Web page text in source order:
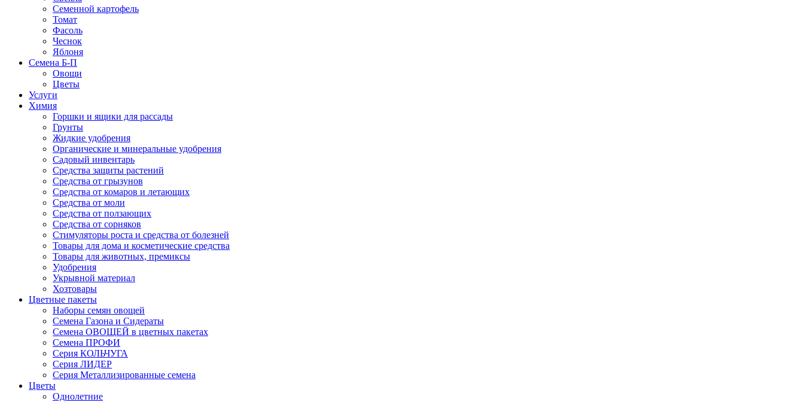
Семенной картофель
Томат
Фасоль
Чеснок
Яблоня
Семена Б-П
Овощи
Цветы
Услуги
Химия
Горшки и ящики для рассады
Грунты
Жидкие удобрения
Органические и минеральные удобрения
Садовый инвентарь
Средства защиты растений
Средства от грызунов
Средства от комаров и летающих
Средства от моли
Средства от ползающих
Средства от сорняков
Стимуляторы роста и средства от болезней
Товары для дома и косметические средства
Товары для животных, премиксы
Удобрения
Укрывной материал
Хозтовары
Цветные пакеты
Наборы семян овощей
Семена Газона и Сидераты
Семена ОВОЩЕЙ в цветных пакетах
Семена ПРОФИ
Серия КОЛЬЧУГА
Серия ЛИДЕР
Серия Металлизированные семена
Цветы
Однолетние